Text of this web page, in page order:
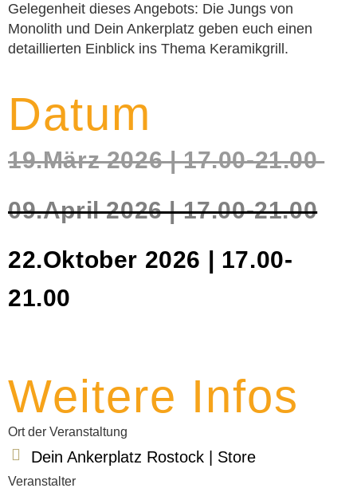
Gelegenheit dieses Angebots: Die Jungs von
Monolith und Dein Ankerplatz geben euch einen
detaillierten Einblick ins Thema Keramikgrill.
Datum
19.März 2026 | 17.00-21.00
09.April 2026 | 17.00-21.00
22.Oktober 2026 | 17.00-
21.00
Weitere Infos
Ort der Veranstaltung
Dein Ankerplatz Rostock | Store
Veranstalter